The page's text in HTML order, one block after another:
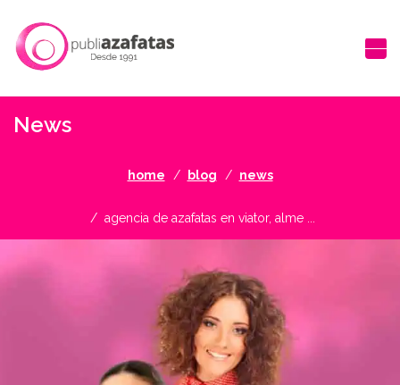
News
home blog news
agencia de azafatas en viator, alme ...